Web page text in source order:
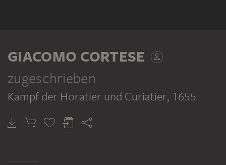
GIACOMO CORTESE
zugeschrieben
Kampf der Horatier und Curiatier, 1655